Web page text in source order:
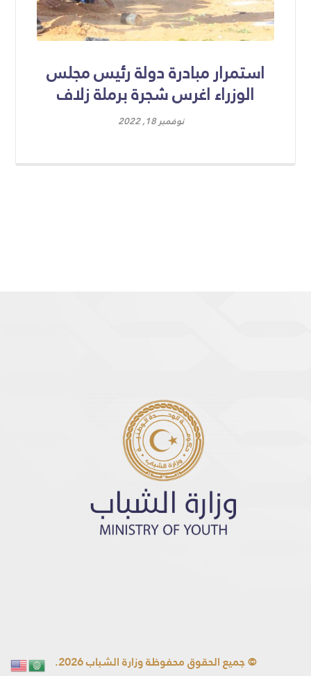
استمرار مبادرة دولة رئيس مجلس
الوزراء اغرس شجرة برملة زلاف
نوفمبر 18, 2022
© جميع الحقوق محفوظة وزارة الشباب 2026.